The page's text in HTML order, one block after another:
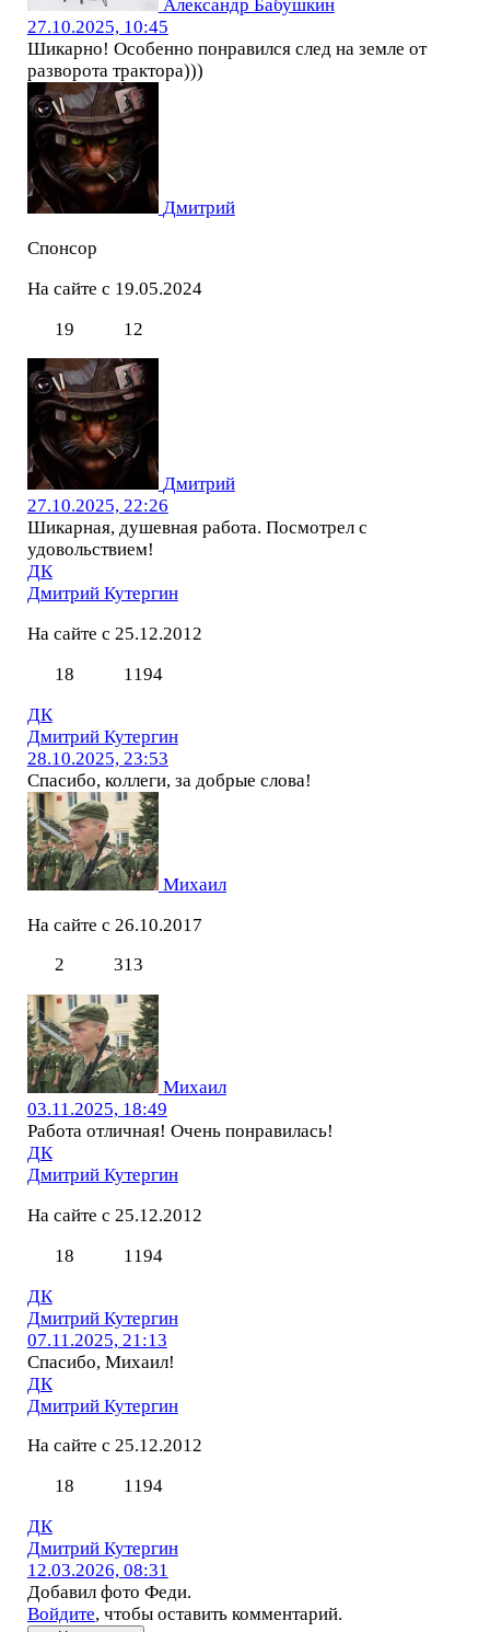
Александр Бабушкин
27.10.2025, 10:45
Шикарно! Особенно понравился след на земле от
разворота трактора)))
Дмитрий
Спонсор
На сайте с 19.05.2024
19
12
Дмитрий
27.10.2025, 22:26
Шикарная, душевная работа. Посмотрел с
удовольствием!
ДК
Дмитрий Кутергин
На сайте с 25.12.2012
18
1194
ДК
Дмитрий Кутергин
28.10.2025, 23:53
Спасибо, коллеги, за добрые слова!
Михаил
На сайте с 26.10.2017
2
313
Михаил
03.11.2025, 18:49
Работа отличная! Очень понравилась!
ДК
Дмитрий Кутергин
На сайте с 25.12.2012
18
1194
ДК
Дмитрий Кутергин
07.11.2025, 21:13
Спасибо, Михаил!
ДК
Дмитрий Кутергин
На сайте с 25.12.2012
18
1194
ДК
Дмитрий Кутергин
12.03.2026, 08:31
Добавил фото Феди.
Войдите, чтобы оставить комментарий.